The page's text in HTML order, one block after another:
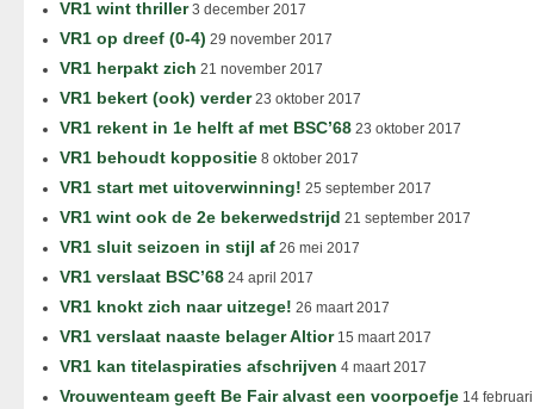
VR1 wint thriller3 december 2017
VR1 op dreef (0-4) 29 november 2017
VR1 herpakt zich 21 november 2017
VR1 bekert (ook) verder23 oktober 2017
VR1 rekent in 1e helft af met BSC’68 23 oktober 2017
VR1 behoudt koppositie 8 oktober 2017
VR1 start met uitoverwinning! 25 september 2017
VR1 wint ook de 2e bekerwedstrijd 21 september 2017
VR1 sluit seizoen in stijl af 26 mei 2017
VR1 verslaat BSC’68 24 april 2017
VR1 knokt zich naar uitzege! 26 maart 2017
VR1 verslaat naaste belager Altior15 maart 2017
VR1 kan titelaspiraties afschrijven 4 maart 2017
Vrouwenteam geeft Be Fair alvast een voorpoefje 14